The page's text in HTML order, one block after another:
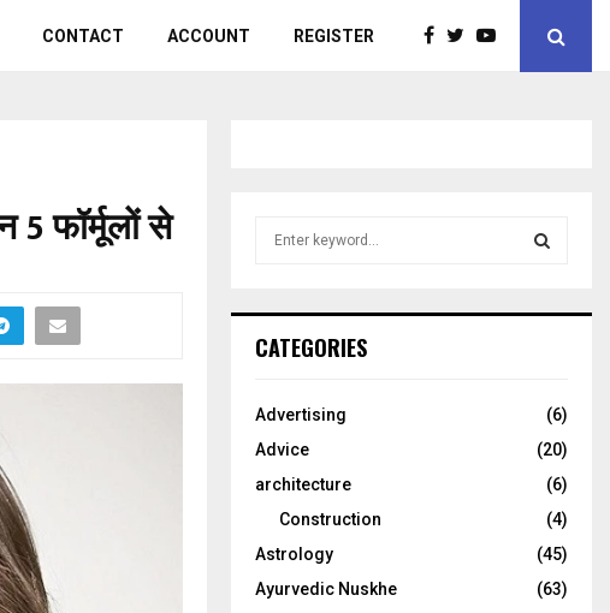
CONTACT ACCOUNT REGISTER
फॉर्मूलों से
h
o
:
CATEGORIES
Advertising
(6)
Advice
(20)
architecture
(6)
Construction
(4)
Astrology
(45)
Ayurvedic Nuskhe
(63)